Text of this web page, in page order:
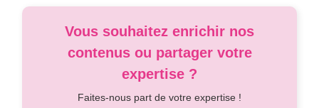
Vous souhaitez enrichir nos
contenus ou partager votre
expertise ?
Faites-nous part de votre expertise !